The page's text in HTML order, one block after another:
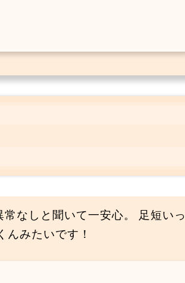
なしと聞いて一安心。 足短いっ
みたいです！